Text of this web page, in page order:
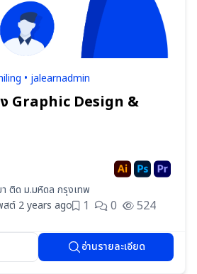
• jalearnadmin
Graphic Design &
า ติด ม.มหิดล กรุงเทพ
สต์ 2 years ago 1 0 524
อ่านรายละเอียด